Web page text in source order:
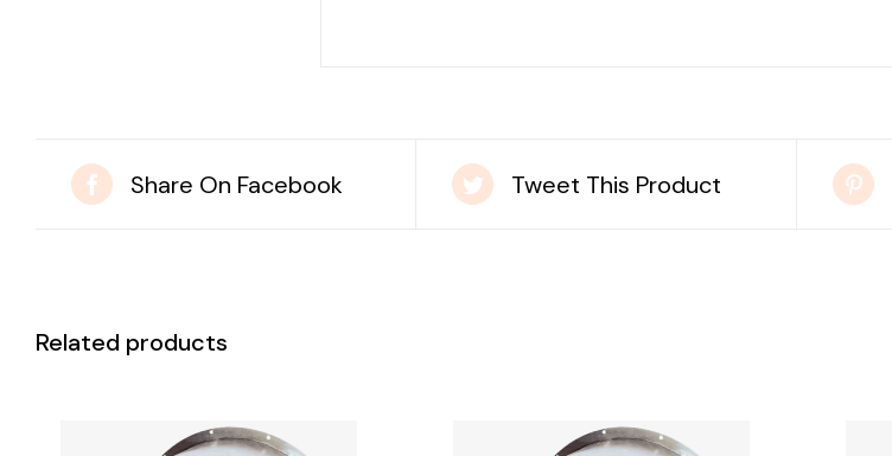
Share On Facebook Tweet This Product
Related products